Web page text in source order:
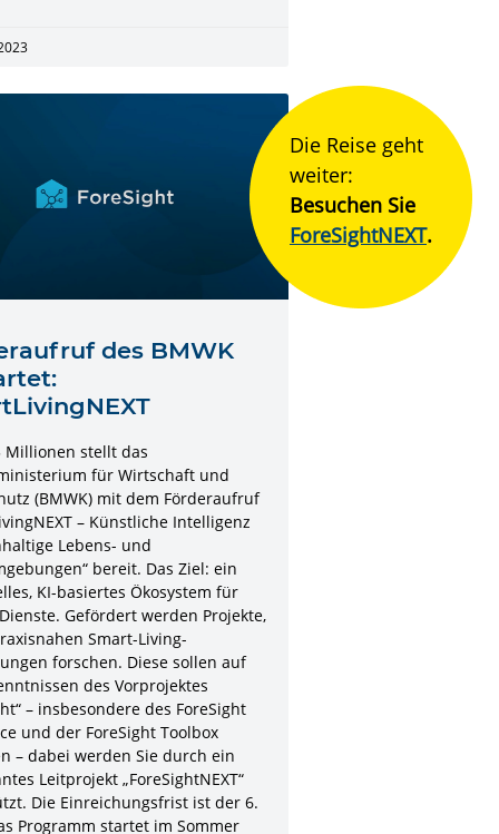
Die Reise geht
weiter:
Besuchen Sie
ForeSightNEXT.
des BMWK
Millionen stellt das
für Wirtschaft und
(BMWK) mit dem Förderaufruf
– Künstliche Intelligenz
Lebens- und
bereit. Das Ziel: ein
KI-basiertes Ökosystem für
Gefördert werden Projekte,
Smart-Living-
forschen. Diese sollen auf
des Vorprojektes
– insbesondere des ForeSight
und der ForeSight Toolbox
– dabei werden Sie durch ein
Leitprojekt „ForeSightNEXT“
Die Einreichungsfrist ist der 6.
Programm startet im Sommer